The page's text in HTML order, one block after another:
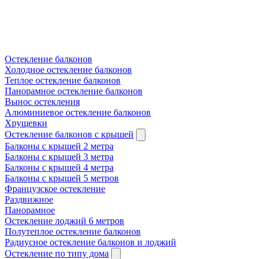
Остекление балконов
Холодное остекление балконов
Теплое остекление балконов
Панорамное остекление балконов
Вынос остекления
Алюминиевое остекление балконов
Хрущевки
Остекление балконов с крышей
Балконы с крышей 2 метра
Балконы с крышей 3 метра
Балконы с крышей 4 метра
Балконы с крышей 5 метров
Французское остекление
Раздвижное
Панорамное
Остекление лоджий 6 метров
Полутеплое остекление балконов
Радиусное остекление балконов и лоджий
Остекление по типу дома